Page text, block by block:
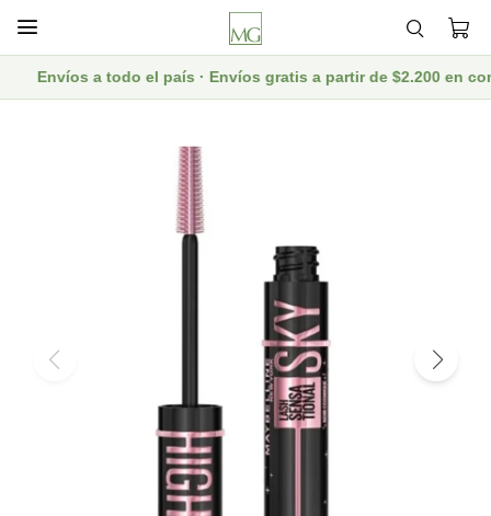

Envíos a todo el país · Envíos gratis a partir de $2.200 en